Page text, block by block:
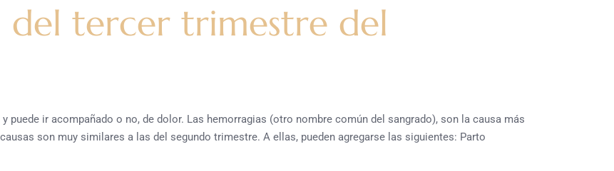
del tercer trimestre del
puede ir acompañado o no, de dolor. Las hemorragias (otro nombre común del sangrado), son la causa más
son muy similares a las del segundo trimestre. A ellas, pueden agregarse las siguientes: Parto